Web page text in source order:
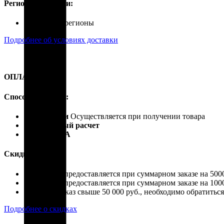
Регионы доставки:
Россия, все регионы
Подробнее об условиях доставки
ОПЛАТА
Способы оплаты:
Наличными Осуществляется при получении товара
Безналичный расчет
Карты VISA
Скидки:
Скидка 4% предоставляется при суммарном заказе на
Скидка 7% предоставляется при суммарном заказе на
Если ваш заказ свыше 50 000 руб., необходимо
Подробнее о скидках